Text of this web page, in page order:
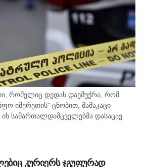
რომელიც დედას დაემუქრა, რომ
იმერეთის" ცნობით, მამაკაცი
სამართალდამცველებმა დასაცავ
ს ინფორმაციით, დაკავებულს
11 პრიმა...
კურიერს ჯგუფურად